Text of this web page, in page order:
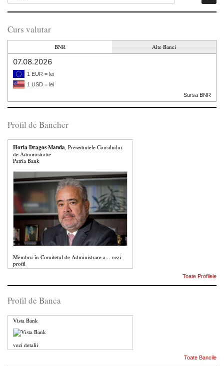
Curs valutar
BNR Alte Banci
07.08.2026
1 EUR = lei
1 USD = lei
Sursa BNR
Profil de Bancher
Horia Dragos Manda, Presedintele Consiliului
de Administratie
Patria Bank
Membru în Comitetul de Administrare a... vezi
profil
Toate Profilele
Profil de Banca
Vista Bank
vezi detalii
Toate Bancile